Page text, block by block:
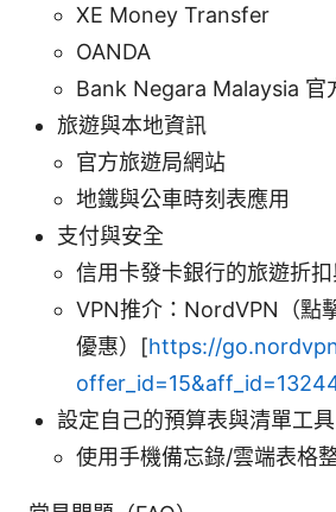
XE Money Transfer
OANDA
Bank Negara Malaysia 官
旅遊與本地資訊
官方旅遊局網站
地鐵與公車時刻表應用
支付與安全
信用卡發卡銀行的旅遊折
VPN推介：NordVPN（點
優惠）[https://
設定自己的預算表與清單工具
使用手機備忘錄/雲端表格